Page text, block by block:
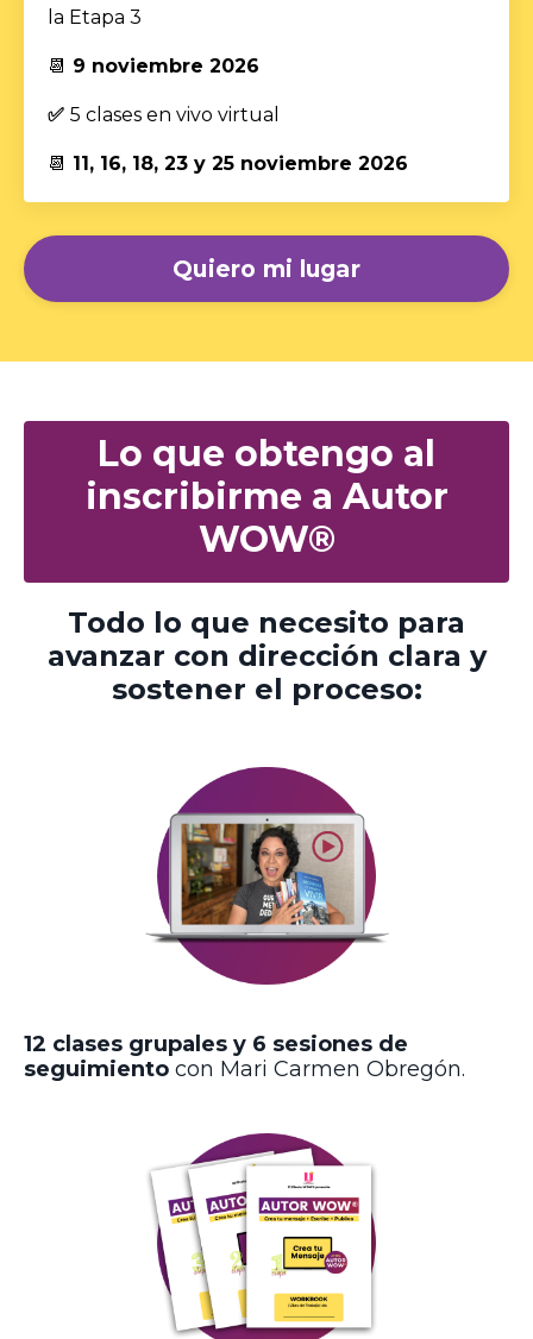
la Etapa 3
📆 9 noviembre 2026
✅ 5 clases en vivo virtual
📆 11, 16, 18, 23 y 25 noviembre 2026
Quiero mi lugar
Lo que obtengo al
inscribirme a Autor
WOW®
Todo lo que necesito para
avanzar con dirección clara y
sostener el proceso:
12 clases grupales y 6 sesiones de
seguimiento con Mari Carmen Obregón.